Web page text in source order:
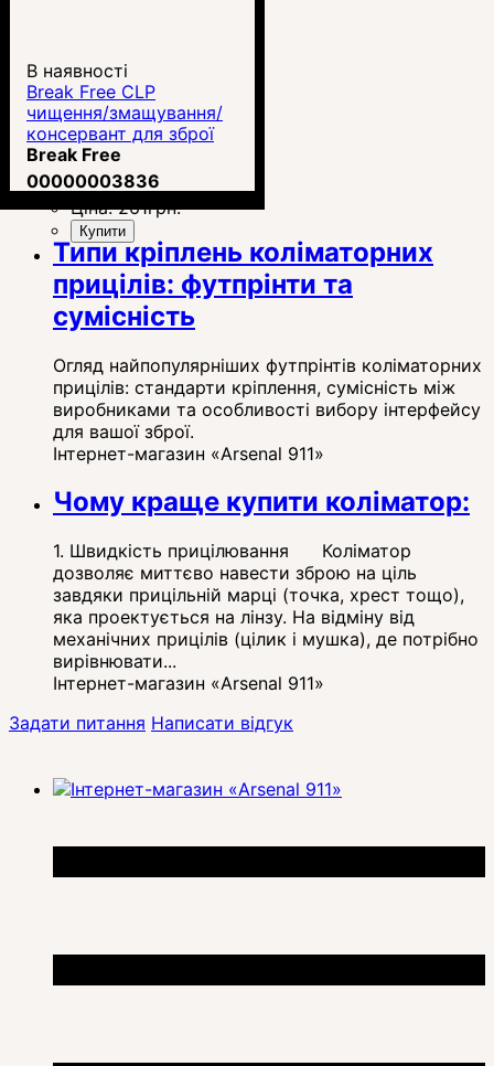
В наявності
Break Free CLP
чищення/змащування/
консервант для зброї
60мл
Break Free
00000003836
Ціна:261грн.
Купити
Типи кріплень коліматорних
прицілів: футпрінти та
сумісність
Огляд найпопулярніших футпрінтів коліматорних
прицілів: стандарти кріплення, сумісність між
виробниками та особливості вибору інтерфейсу
для вашої зброї.
Інтернет-магазин «Arsenal 911»
Чому краще купити коліматор:
1. Швидкість прицілювання Коліматор
дозволяє миттєво навести зброю на ціль
завдяки прицільній марці (точка, хрест тощо),
яка проектується на лінзу. На відміну від
механічних прицілів (цілик і мушка), де потрібно
вирівнювати...
Інтернет-магазин «Arsenal 911»
Задати питання Написати відгук